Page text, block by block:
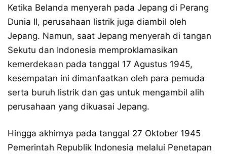
Ketika Belanda menyerah pada Jepang di Perang
Dunia II, perusahaan listrik juga diambil oleh
Jepang. Namun, saat Jepang menyerah di tangan
Sekutu dan Indonesia memproklamasikan
kemerdekaan pada tanggal 17 Agustus 1945,
kesempatan ini dimanfaatkan oleh para pemuda
serta buruh listrik dan gas untuk mengambil alih
perusahaan yang dikuasai Jepang.
Hingga akhirnya pada tanggal 27 Oktober 1945
Pemerintah Republik Indonesia melalui Penetapan